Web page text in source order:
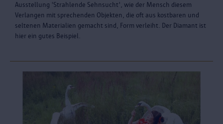
Ausstellung 'Strahlende Sehnsucht', wie der Mensch diesem
Verlangen mit sprechenden Objekten, die oft aus kostbaren und
seltenen Materialien gemacht sind, Form verleiht. Der Diamant ist
hier ein gutes Beispiel.